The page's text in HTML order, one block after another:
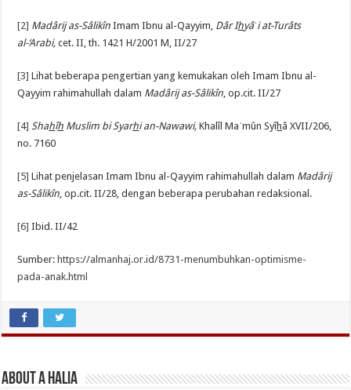
[2] Madârij as-Sâlikîn Imam Ibnu al-Qayyim, Dâr Ihyâˈi at-Turâts
al-‘Arabi, cet. II, th. 1421 H/2001 M, II/27
[3] Lihat beberapa pengertian yang kemukakan oleh Imam Ibnu al-
Qayyim rahimahullah dalam Madârij as-Sâlikîn, op.cit. II/27
[4] Shahîh Muslim bi Syarhi an-Nawawi, Khalîl Maˈmûn Syîhâ XVII/206,
no. 7160
[5] Lihat penjelasan Imam Ibnu al-Qayyim rahimahullah dalam Madârij
as-Sâlikîn, op.cit. II/28, dengan beberapa perubahan redaksional.
[6] Ibid. II/42
Sumber: https://almanhaj.or.id/8731-menumbuhkan-optimisme-
pada-anak.html
About A Halia